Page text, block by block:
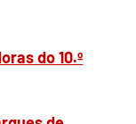
do 10.º